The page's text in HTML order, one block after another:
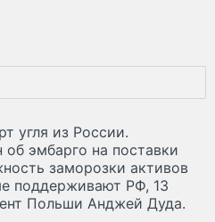
угля из России.
эмбарго на поставки
заморозки активов
поддерживают РФ, 13
Польши Анджей Дуда.